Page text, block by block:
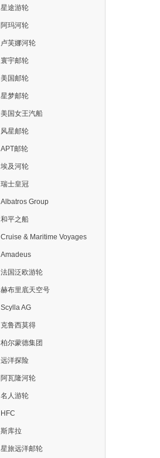
星途游轮
阿玛河轮
卢芙娜河轮
寰宇邮轮
美国邮轮
星梦邮轮
美国女王汽船
风星邮轮
APT邮轮
埃及河轮
瑞士皇冠
Albatros Group
和平之船
Cruise & Maritime Voyages
Amadeus
法国泛欧游轮
赫布里底天空号
Scylla AG
克鲁西莫得
柏尔蒙德集团
远洋探险
阿瓦隆河轮
名人游轮
HFC
斯库拉
星旅远洋邮轮